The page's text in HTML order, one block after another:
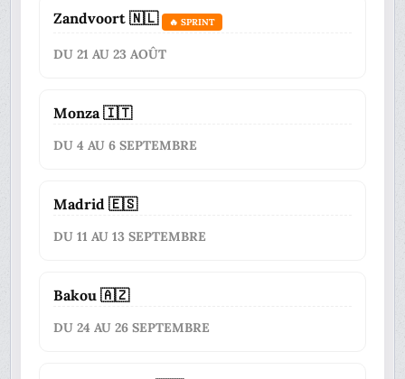
Zandvoort 🇳🇱 🔥 SPRINT
DU 21 AU 23 AOÛT
Monza 🇮🇹
DU 4 AU 6 SEPTEMBRE
Madrid 🇪🇸
DU 11 AU 13 SEPTEMBRE
Bakou 🇦🇿
DU 24 AU 26 SEPTEMBRE